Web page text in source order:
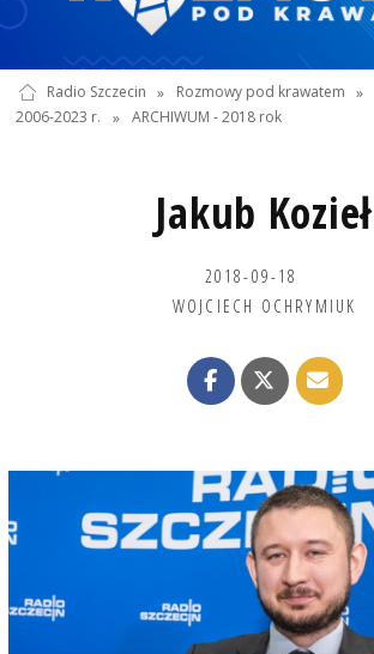
Radio Szczecin » Rozmowy pod krawatem »
2006-2023 r.
» ARCHIWUM - 2018 rok
Jakub Kozieł
2018-09-18
WOJCIECH OCHRYMIUK